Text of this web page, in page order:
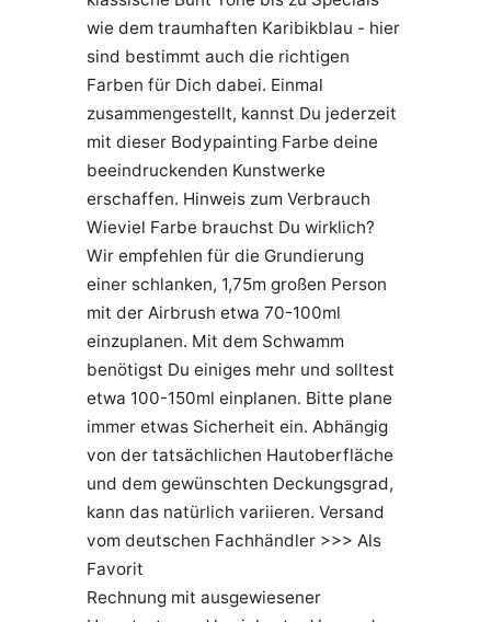
wie dem traumhaften Karibikblau - hier
sind bestimmt auch die richtigen
Farben für Dich dabei. Einmal
zusammengestellt, kannst Du jederzeit
mit dieser Bodypainting Farbe deine
beeindruckenden Kunstwerke
erschaffen. Hinweis zum Verbrauch
Wieviel Farbe brauchst Du wirklich?
Wir empfehlen für die Grundierung
einer schlanken, 1,75m großen Person
mit der Airbrush etwa 70-100ml
einzuplanen. Mit dem Schwamm
benötigst Du einiges mehr und solltest
etwa 100-150ml einplanen. Bitte plane
immer etwas Sicherheit ein. Abhängig
von der tatsächlichen Hautoberfläche
und dem gewünschten Deckungsgrad,
kann das natürlich variieren. Versand
vom deutschen Fachhändler >>> Als
Favorit
Rechnung mit ausgewiesener